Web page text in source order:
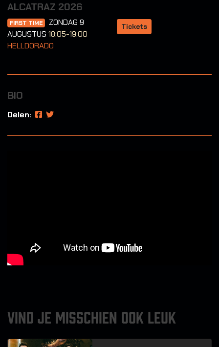
ALCATRAZ 2026
FIRST TIME
ZONDAG 9
AUGUSTUS 18:05-19:00
HELLDORADO
Tickets
BIO
Delen:
VIND JE MISSCHIEN OOK LEUK